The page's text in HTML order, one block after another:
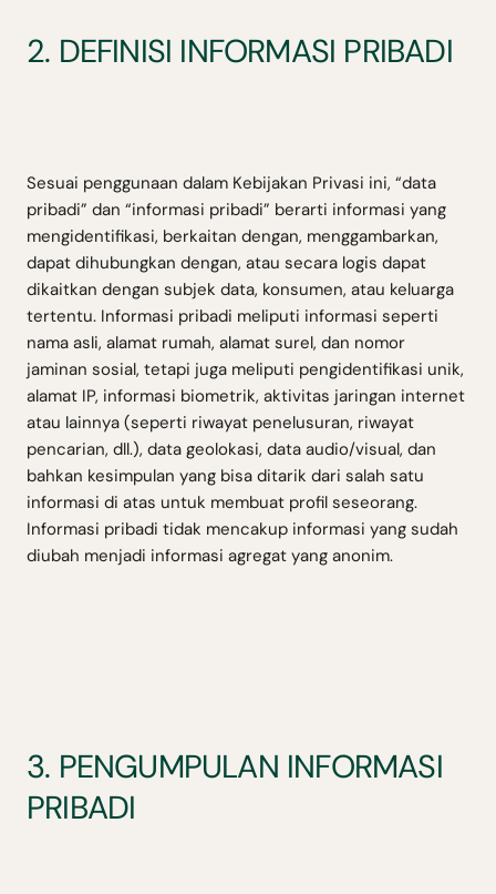
2. DEFINISI INFORMASI PRIBADI
Sesuai penggunaan dalam Kebijakan Privasi ini, “data
pribadi” dan “informasi pribadi” berarti informasi yang
mengidentifikasi, berkaitan dengan, menggambarkan,
dapat dihubungkan dengan, atau secara logis dapat
dikaitkan dengan subjek data, konsumen, atau keluarga
tertentu. Informasi pribadi meliputi informasi seperti
nama asli, alamat rumah, alamat surel, dan nomor
jaminan sosial, tetapi juga meliputi pengidentifikasi unik,
alamat IP, informasi biometrik, aktivitas jaringan internet
atau lainnya (seperti riwayat penelusuran, riwayat
pencarian, dll.), data geolokasi, data audio/visual, dan
bahkan kesimpulan yang bisa ditarik dari salah satu
informasi di atas untuk membuat profil seseorang.
Informasi pribadi tidak mencakup informasi yang sudah
diubah menjadi informasi agregat yang anonim.
3. PENGUMPULAN INFORMASI
PRIBADI